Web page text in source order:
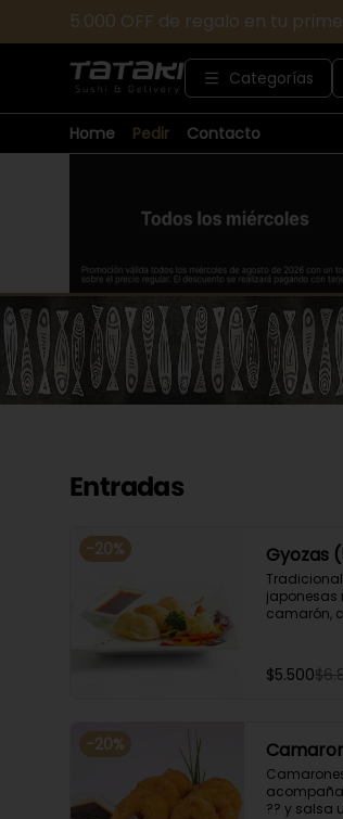
5.000 OFF de regalo en tu
Categorías
Home Pedir Contacto
Entradas
-20% Gyozas
japonesas
camarón,
$5.500
-20%
?? y salsa